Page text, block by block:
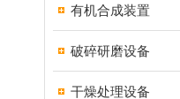
有机合成装置
破碎研磨设备
干燥处理设备